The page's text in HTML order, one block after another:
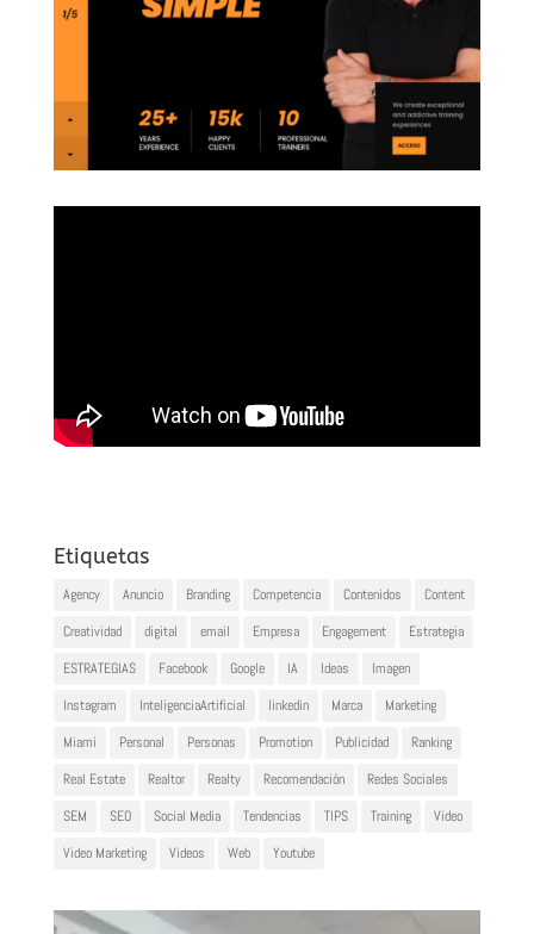
Etiquetas
Agency Anuncio Branding Competencia Contenidos
Content
Creatividad
digital email Empresa Engagement
Estrategia
ESTRATEGIAS
Facebook Google IA Ideas
Imagen
Instagram
InteligenciaArtificial linkedin Marca
Marketing
Miami
Personal Personas Promotion Publicidad
Ranking
Real Estate
Realtor Realty Recomendación
Redes Sociales
SEM
SEO Social Media Tendencias TIPS Training
Video
Video Marketing
Videos Web Youtube
Reproductor